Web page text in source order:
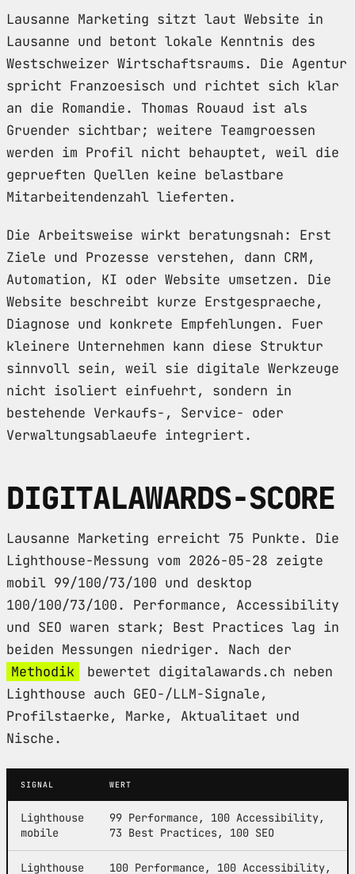
Lausanne Marketing sitzt laut Website in
Lausanne und betont lokale Kenntnis des
Westschweizer Wirtschaftsraums. Die Agentur
spricht Franzoesisch und richtet sich klar
an die Romandie. Thomas Rouaud ist als
Gruender sichtbar; weitere Teamgroessen
werden im Profil nicht behauptet, weil die
geprueften Quellen keine belastbare
Mitarbeitendenzahl lieferten.
Die Arbeitsweise wirkt beratungsnah: Erst
Ziele und Prozesse verstehen, dann CRM,
Automation, KI oder Website umsetzen. Die
Website beschreibt kurze Erstgespraeche,
Diagnose und konkrete Empfehlungen. Fuer
kleinere Unternehmen kann diese Struktur
sinnvoll sein, weil sie digitale Werkzeuge
nicht isoliert einfuehrt, sondern in
bestehende Verkaufs-, Service- oder
Verwaltungsablaeufe integriert.
DIGITALAWARDS-SCORE
Lausanne Marketing erreicht 75 Punkte. Die
Lighthouse-Messung vom 2026-05-28 zeigte
mobil 99/100/73/100 und desktop
100/100/73/100. Performance, Accessibility
und SEO waren stark; Best Practices lag in
beiden Messungen niedriger. Nach der
Methodik
bewertet digitalawards.ch neben
Lighthouse auch GEO-/LLM-Signale,
Profilstaerke, Marke, Aktualitaet und
Nische.
SIGNAL WERT
Lighthouse
mobile
99 Performance, 100 Accessibility,
73 Best Practices, 100 SEO
Lighthouse 100 Performance, 100 Accessibility,